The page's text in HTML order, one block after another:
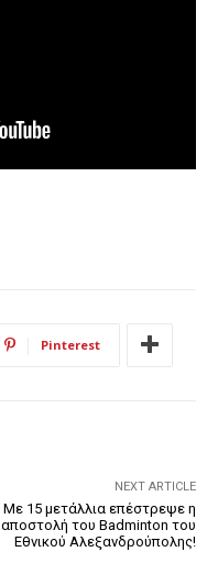
Pinterest
NEXT ARTICLE
Με 15 μετάλλια επέστρεψε η
αποστολή του Badminton του
Εθνικού Αλεξανδρούπολης!